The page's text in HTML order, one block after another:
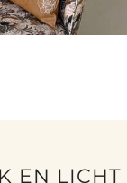
EN